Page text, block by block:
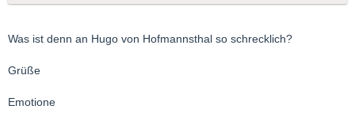
Was ist denn an Hugo von Hofmannsthal so schrecklich?
Grüße
Emotione